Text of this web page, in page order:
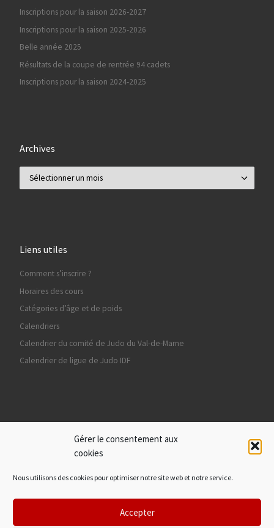
Gérer le consentement aux
cookies
Nous utilisons des cookies pour optimiser notre site web et notre service.
Accepter
Inscriptions pour la saison 2026-2027
Inscriptions pour la saison 2025-2026
Belle année 2025
Résultats de la coupe de rentrée 94 cadets
Inscriptions pour la saison 2024-2025
Archives
Liens utiles
Comment s’inscrire ?
Horaires des cours
Catégories d’âge et de poids
Calendriers
Calendrier du comité de Judo du Val-de-Marne
Calendrier de ligue de Judo IDF
© 2026Sucy Judo– Tous droits réservés